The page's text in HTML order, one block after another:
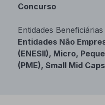
Concurso
Entidades Beneficiárias
Entidades Não
(ENESII), Micro,
(PME), Small Mid Caps